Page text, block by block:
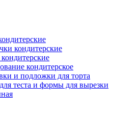
кондитерские
кондитерское
и подложки для торта
теста и формы для вырезки